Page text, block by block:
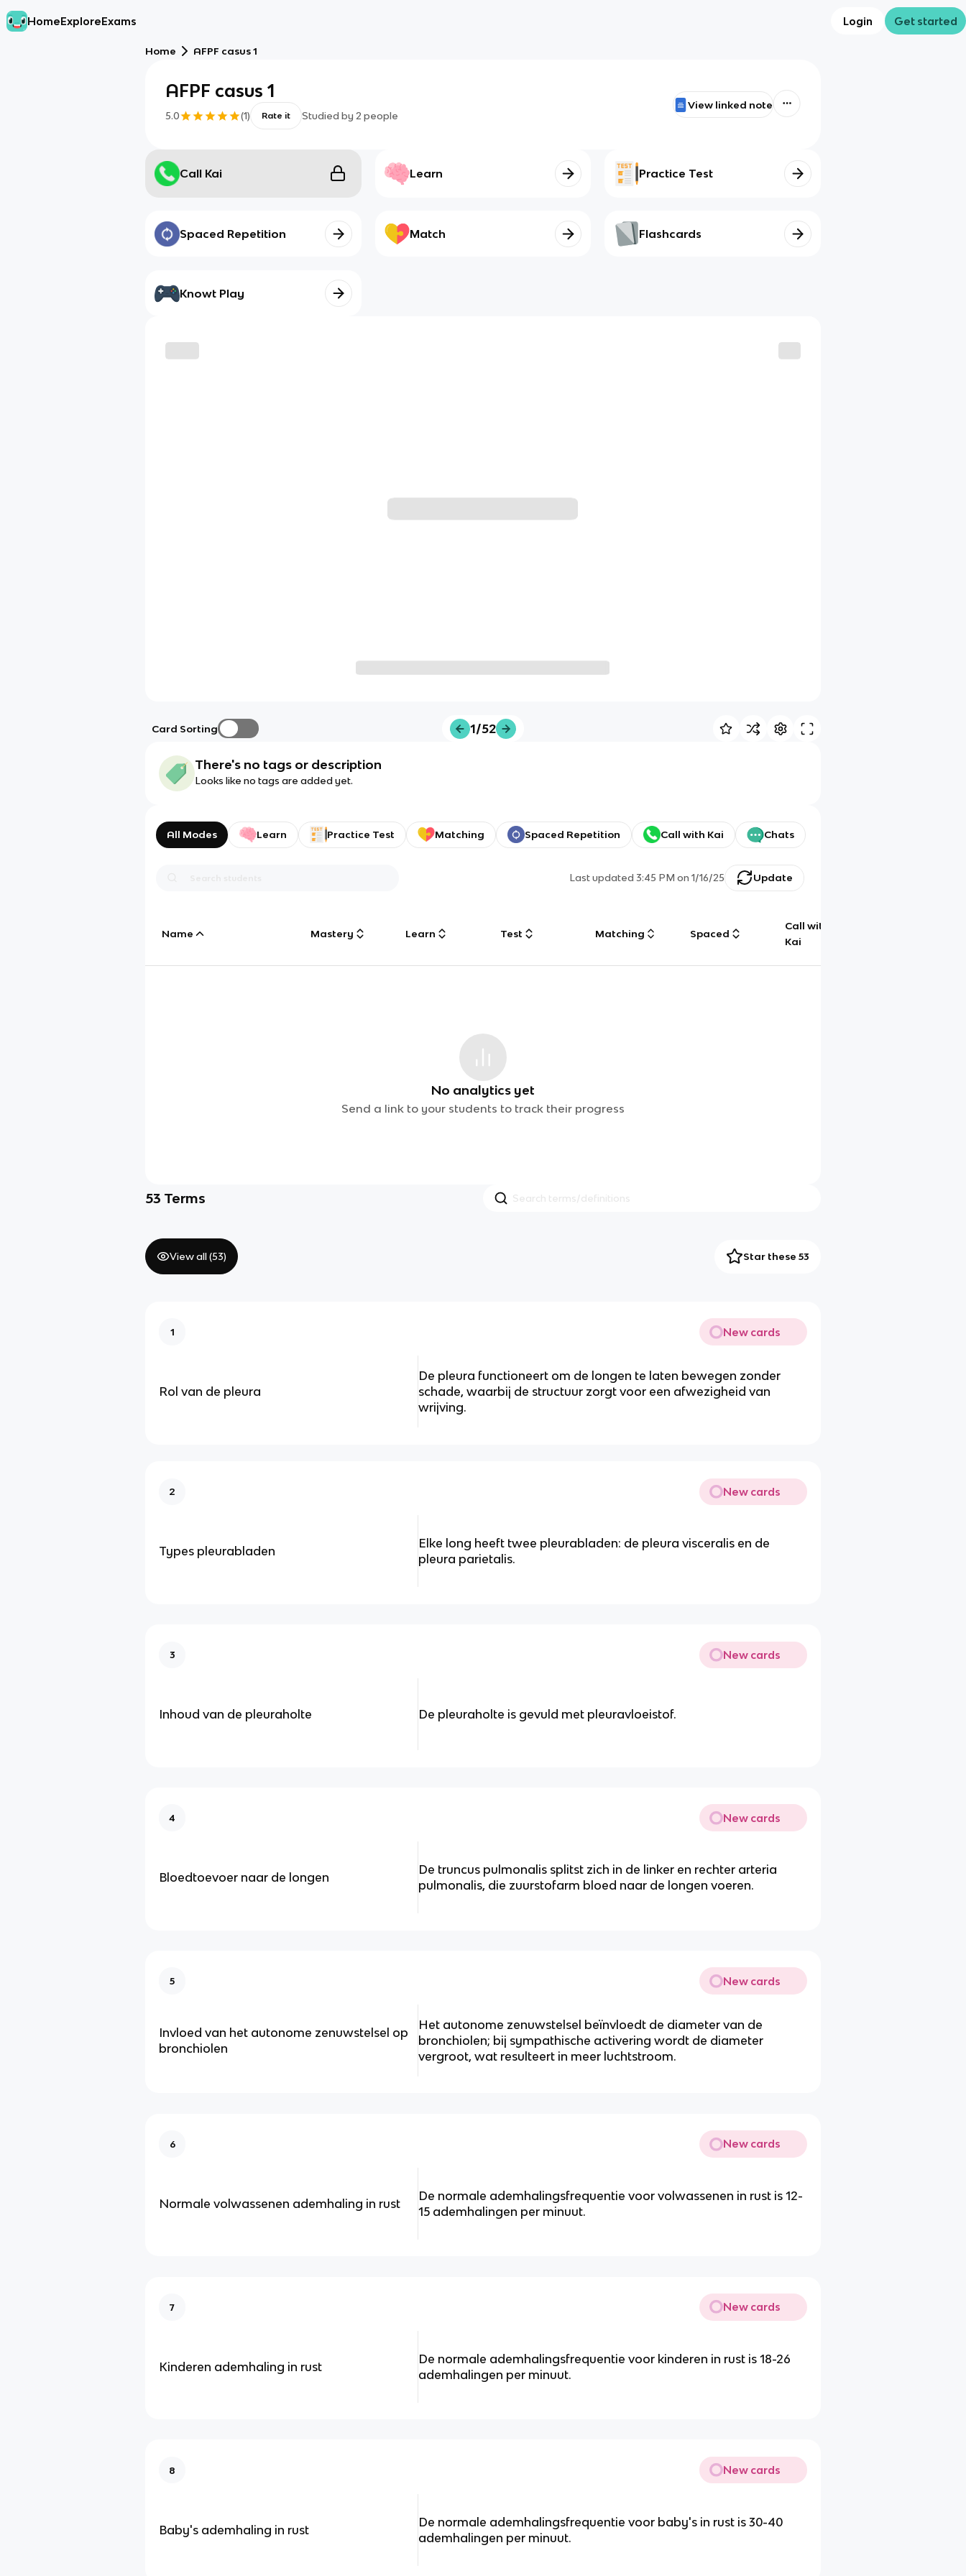
HomeExploreExams Login Get started
Home AFPF casus 1
AFPF casus 1
5.0 (1) Rate it Studied by 2 people
View linked note
Call Kai Learn Practice Test
Spaced Repetition Match Flashcards
Knowt Play
Card Sorting 1/52
There's no tags or description
Looks like no tags are added yet.
All Modes Learn Practice Test Matching Spaced Repetition Call with Kai Chats
Last updated3:45 PM on 1/16/25 Update
Name Mastery Learn Test Matching Spaced
Call with
Kai
No analytics yet
Send a link to your students to track their progress
53 Terms
View all (53) Star these 53
1 New cards
Rol van de pleura
De pleura functioneert om de longen te laten bewegen zonder
schade, waarbij de structuur zorgt voor een afwezigheid van
wrijving.
2 New cards
Types pleurabladen
Elke long heeft twee pleurabladen: de pleura visceralis en de
pleura parietalis.
3 New cards
Inhoud van de pleuraholte De pleuraholte is gevuld met pleuravloeistof.
4 New cards
Bloedtoevoer naar de longen
De truncus pulmonalis splitst zich in de linker en rechter arteria
pulmonalis, die zuurstofarm bloed naar de longen voeren.
5 New cards
Invloed van het autonome zenuwstelsel op
bronchiolen
Het autonome zenuwstelsel beïnvloedt de diameter van de
bronchiolen; bij sympathische activering wordt de diameter
vergroot, wat resulteert in meer luchtstroom.
6 New cards
Normale volwassenen ademhaling in rust
De normale ademhalingsfrequentie voor volwassenen in rust is 12-
15 ademhalingen per minuut.
7 New cards
Kinderen ademhaling in rust
De normale ademhalingsfrequentie voor kinderen in rust is 18-26
ademhalingen per minuut.
8 New cards
Baby's ademhaling in rust
De normale ademhalingsfrequentie voor baby's in rust is 30-40
ademhalingen per minuut.